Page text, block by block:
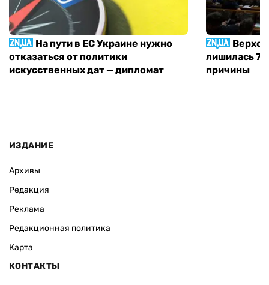
На пути в ЕС Украине нужно
отказаться от политики
искусственных дат — дипломат
лишилась 71
причины
ИЗДАНИЕ
Архивы
Редакция
Реклама
Редакционная политика
Карта
КОНТАКТЫ